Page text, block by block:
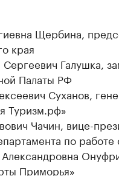
Щербина,
края
Галушка,
Палаты РФ
Суханов,
Туризм.рф»
Чачин, вице-
по
Приморья»